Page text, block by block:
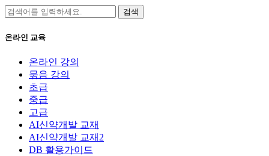
검색
온라인 교육
온라인 강의
묶음 강의
초급
중급
고급
AI신약개발 교재
AI신약개발 교재2
DB 활용가이드